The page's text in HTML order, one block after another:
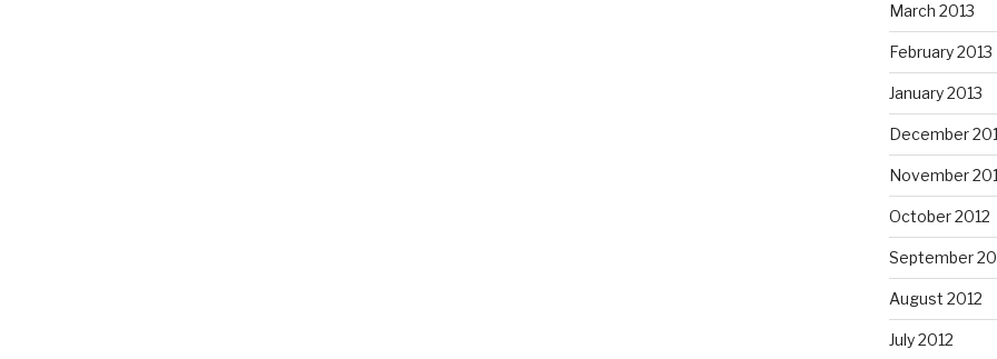
March 2013
February 2013
January 2013
December
November
October 2012
September
August 2012
July 2012